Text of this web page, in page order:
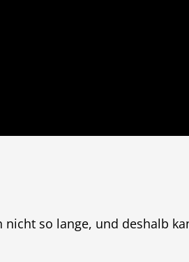
nicht so lange, und deshalb